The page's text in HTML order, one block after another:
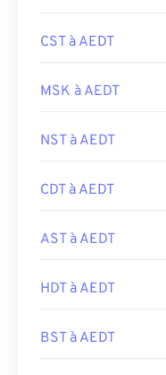
CST à AEDT
MSK à AEDT
NST à AEDT
CDT à AEDT
AST à AEDT
HDT à AEDT
BST à AEDT